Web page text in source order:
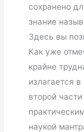
сохранено
знание
Здесь вы
Как уже
крайне
излагается
второй
наукой